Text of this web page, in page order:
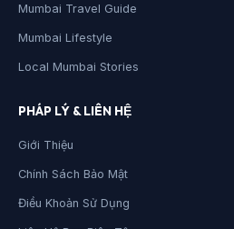
Mumbai Travel Guide
Mumbai Lifestyle
Local Mumbai Stories
PHÁP LÝ & LIÊN HỆ
Giới Thiệu
Chính Sách Bảo Mật
Điều Khoản Sử Dụng